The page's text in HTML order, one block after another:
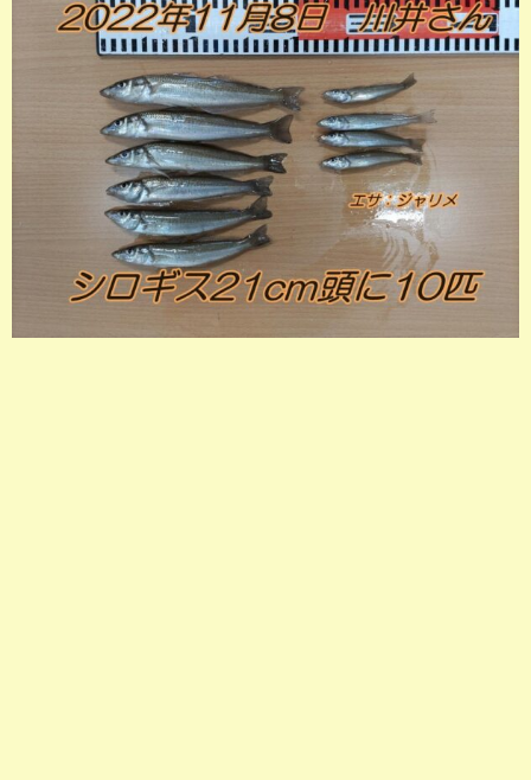
ブログ・釣行記
スタッフブログ
店長釣行記
スタッフ釣行記
釣果投稿フォーム
お問い合わせ